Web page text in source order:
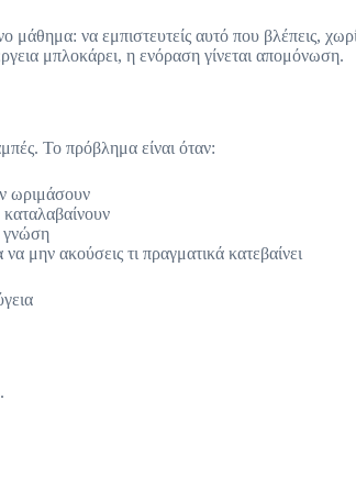
να εμπιστευτείς αυτό που βλέπεις,
μπλοκάρει, η ενόραση γίνεται απομόνωση.
Το πρόβλημα είναι όταν:
ωριμάσουν
γνώση
μην ακούσεις τι πραγματικά κατεβαίνει